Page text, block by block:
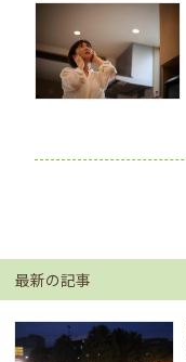
最新の記事